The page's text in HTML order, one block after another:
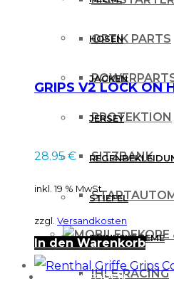
OPTIK PARTS
PROTEKTION
SITZBANK
DEKORE
IHLE-RACING
HOSEN
JACKEN
JERSEY
STIEFEL
TRINKSYSTEME
PROTEKTOREN
GRIPS V2 LOCK ON
28.95€
inkl. 19 % MwSt.
zzgl. Versandkosten
In den Warenkorb